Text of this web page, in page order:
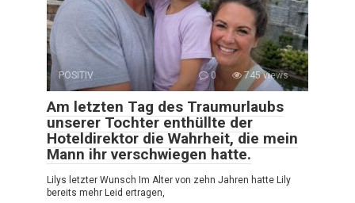
POSITIV 0 745 views
Am letzten Tag des Traumurlaubs
unserer Tochter enthüllte der
Hoteldirektor die Wahrheit, die mein
Mann ihr verschwiegen hatte.
Lilys letzter Wunsch Im Alter von zehn Jahren hatte Lily
bereits mehr Leid ertragen,